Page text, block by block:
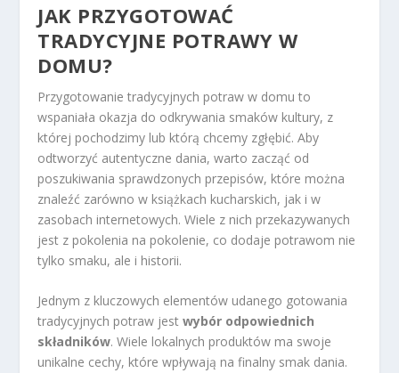
JAK PRZYGOTOWAĆ
TRADYCYJNE POTRAWY W
DOMU?
Przygotowanie tradycyjnych potraw w domu to
wspaniała okazja do odkrywania smaków kultury, z
której pochodzimy lub którą chcemy zgłębić. Aby
odtworzyć autentyczne dania, warto zacząć od
poszukiwania sprawdzonych przepisów, które można
znaleźć zarówno w książkach kucharskich, jak i w
zasobach internetowych. Wiele z nich przekazywanych
jest z pokolenia na pokolenie, co dodaje potrawom nie
tylko smaku, ale i historii.
Jednym z kluczowych elementów udanego gotowania
tradycyjnych potraw jestwybór odpowiednich
składników. Wiele lokalnych produktów ma swoje
unikalne cechy, które wpływają na finalny smak dania.